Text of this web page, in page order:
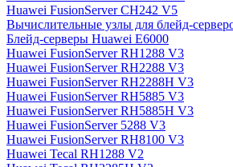
Huawei FusionServer CH242 V5
Вычислительные узлы для блейд-
Блейд-серверы Huawei E6000
Huawei FusionServer RH1288 V3
Huawei FusionServer RH2288 V3
Huawei FusionServer RH2288H V3
Huawei FusionServer RH5885 V3
Huawei FusionServer RH5885H V3
Huawei FusionServer 5288 V3
Huawei FusionServer RH8100 V3
Huawei Tecal RH1288 V2